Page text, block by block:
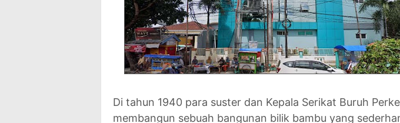
Di tahun 1940 para suster dan Kepala Serikat Buruh
membangun sebuah bangunan bilik bambu yang